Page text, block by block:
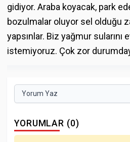
gidiyor. Araba koyacak, park
bozulmalar oluyor sel olduğu
yapsınlar. Biz yağmur sularını
istemiyoruz. Çok zor
Yorum Yaz
YORUMLAR (0)